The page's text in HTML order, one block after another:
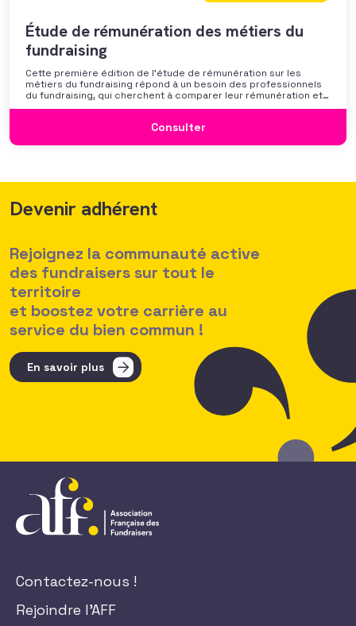
Étude de rémunération des métiers du
fundraising
Cette première édition de l’étude de rémunération sur les
métiers du fundraising répond à un besoin des professionnels
du fundraising, qui cherchent à comparer leur rémunération et à
se positionner. Elle répond également à une préoccupation
des politiques salariales comme un enjeu majeur,
Consulter
Devenir adhérent
Rejoignez la communauté active
des fundraisers sur tout le
territoire
et boostez votre carrière au
service du bien commun !
En savoir plus
Contactez-nous !
Rejoindre l'AFF